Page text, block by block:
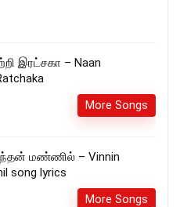
இரட்சகா – Naan
More Songs
மண்ணில் – Vinnin
song lyrics
More Songs